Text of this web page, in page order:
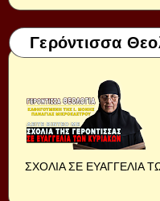
Γερόντισσα
ΣΧΟΛΙΑ ΣΕ ΕΥΑΓΓΕΛΙΑ